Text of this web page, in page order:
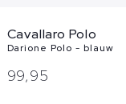
Cavallaro Polo
Darione Polo - blauw
99,95